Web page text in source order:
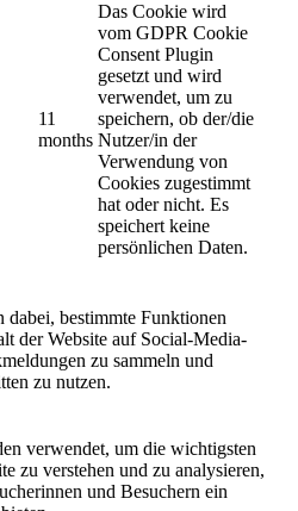
11
months
Das Cookie wird
vom GDPR Cookie
Consent Plugin
gesetzt und wird
verwendet, um zu
speichern, ob der/die
Nutzer/in der
Verwendung von
Cookies zugestimmt
hat oder nicht. Es
speichert keine
persönlichen Daten.
bestimmte Funktionen
der Website auf Social-Media-
zu sammeln und
zu nutzen.
verwendet, um die wichtigsten
zu verstehen und zu analysieren,
und Besuchern ein